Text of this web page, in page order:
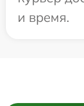
и время.